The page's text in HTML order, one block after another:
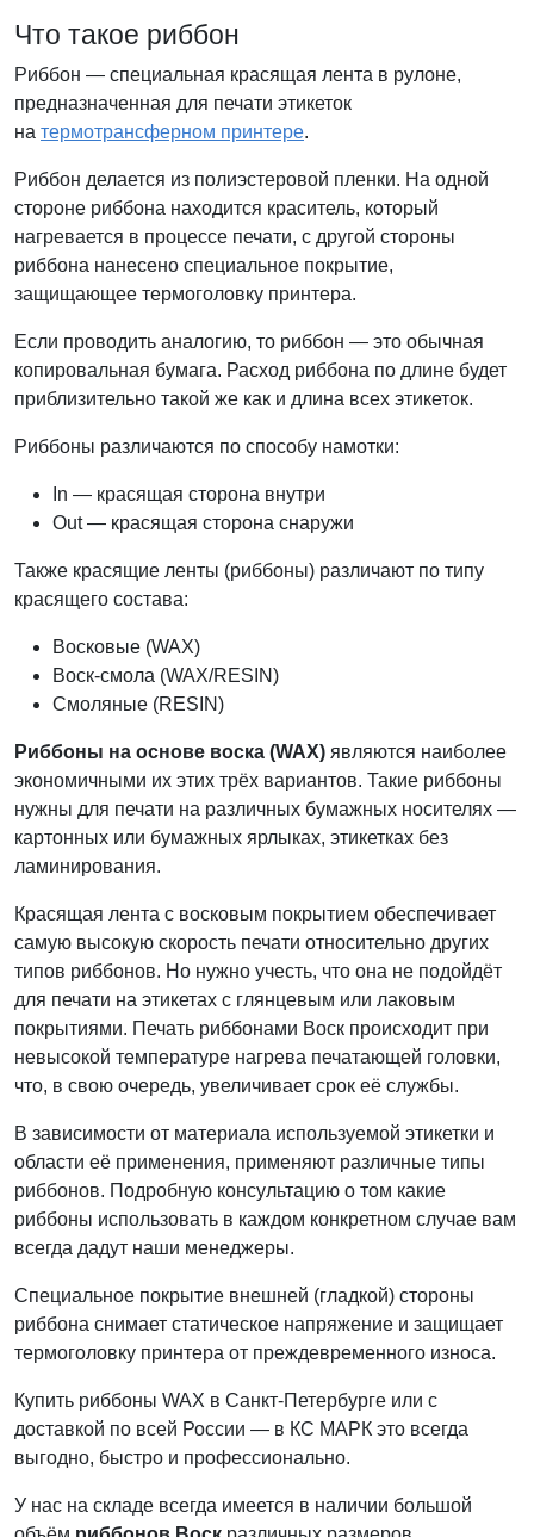
Что такое риббон
Риббон — специальная красящая лента в рулоне,
предназначенная для печати этикеток
на термотрансферном принтере.
Риббон делается из полиэстеровой пленки. На одной
стороне риббона находится краситель, который
нагревается в процессе печати, с другой стороны
риббона нанесено специальное покрытие,
защищающее термоголовку принтера.
Если проводить аналогию, то риббон — это обычная
копировальная бумага. Расход риббона по длине будет
приблизительно такой же как и длина всех этикеток.
Риббоны различаются по способу намотки:
In — красящая сторона внутри
Out — красящая сторона снаружи
Также красящие ленты (риббоны) различают по типу
красящего состава:
Восковые (WAX)
Воск-смола (WAX/RESIN)
Смоляные (RESIN)
Риббоны на основе воска (WAX) являются наиболее
экономичными их этих трёх вариантов. Такие риббоны
нужны для печати на различных бумажных носителях —
картонных или бумажных ярлыках, этикетках без
ламинирования.
Красящая лента с восковым покрытием обеспечивает
самую высокую скорость печати относительно других
типов риббонов. Но нужно учесть, что она не подойдёт
для печати на этикетах с глянцевым или лаковым
покрытиями. Печать риббонами Воск происходит при
невысокой температуре нагрева печатающей головки,
что, в свою очередь, увеличивает срок её службы.
В зависимости от материала используемой этикетки и
области её применения, применяют различные типы
риббонов. Подробную консультацию о том какие
риббоны использовать в каждом конкретном случае вам
всегда дадут наши менеджеры.
Специальное покрытие внешней (гладкой) стороны
риббона снимает статическое напряжение и защищает
термоголовку принтера от преждевременного износа.
Купить риббоны WAX в Санкт-Петербурге или с
доставкой по всей России — в КС МАРК это всегда
выгодно, быстро и профессионально.
У нас на складе всегда имеется в наличии большой